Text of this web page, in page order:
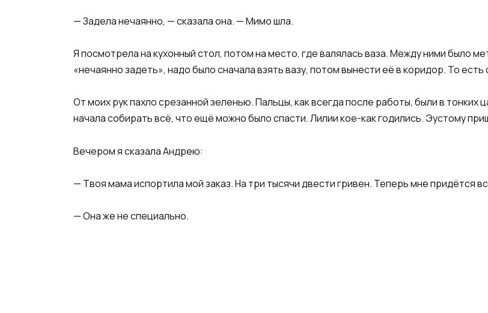
— Задела нечаянно, — сказала она. — Мимо шла.
Я посмотрела на кухонный стол, потом на место, где валялась ваза. Между ними было
«нечаянно задеть», надо было сначала взять вазу, потом вынести её в коридор. То
От моих рук пахло срезанной зеленью. Пальцы, как всегда после работы, были в тонких
начала собирать всё, что ещё можно было спасти. Лилии кое-как годились. Эустому
Вечером я сказала Андрею:
— Твоя мама испортила мой заказ. На три тысячи двести гривен. Теперь мне придётся
— Она же не специально.